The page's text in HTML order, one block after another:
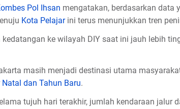
Pol Ihsan mengatakan, berdasarkan data
Kota Pelajarini terus menunjukkan tren
ke wilayah DIY saat ini jauh lebih
masih menjadi destinasi utama
Natal dan Tahun Baru.
tujuh hari terakhir, jumlah kendaraan jalur